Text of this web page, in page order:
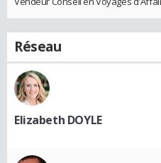
Réseau
Elizabeth DOYLE